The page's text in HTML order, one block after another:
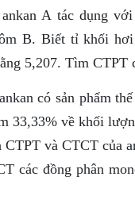
A tác dụng
B. Biết tỉ khối
5,207. Tìm CTPT
có sản phẩm
33,33% về khối
và CTCT của
các đồng phân